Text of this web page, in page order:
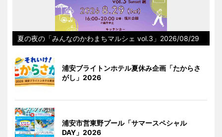
夏の夜の「みんなのかわまちマルシェ vol.3」2026/08/29
浦安ブライトンホテル夏休み企画「たからさ
がし」2026
浦安市営東野プール「サマースペシャル
DAY」2026